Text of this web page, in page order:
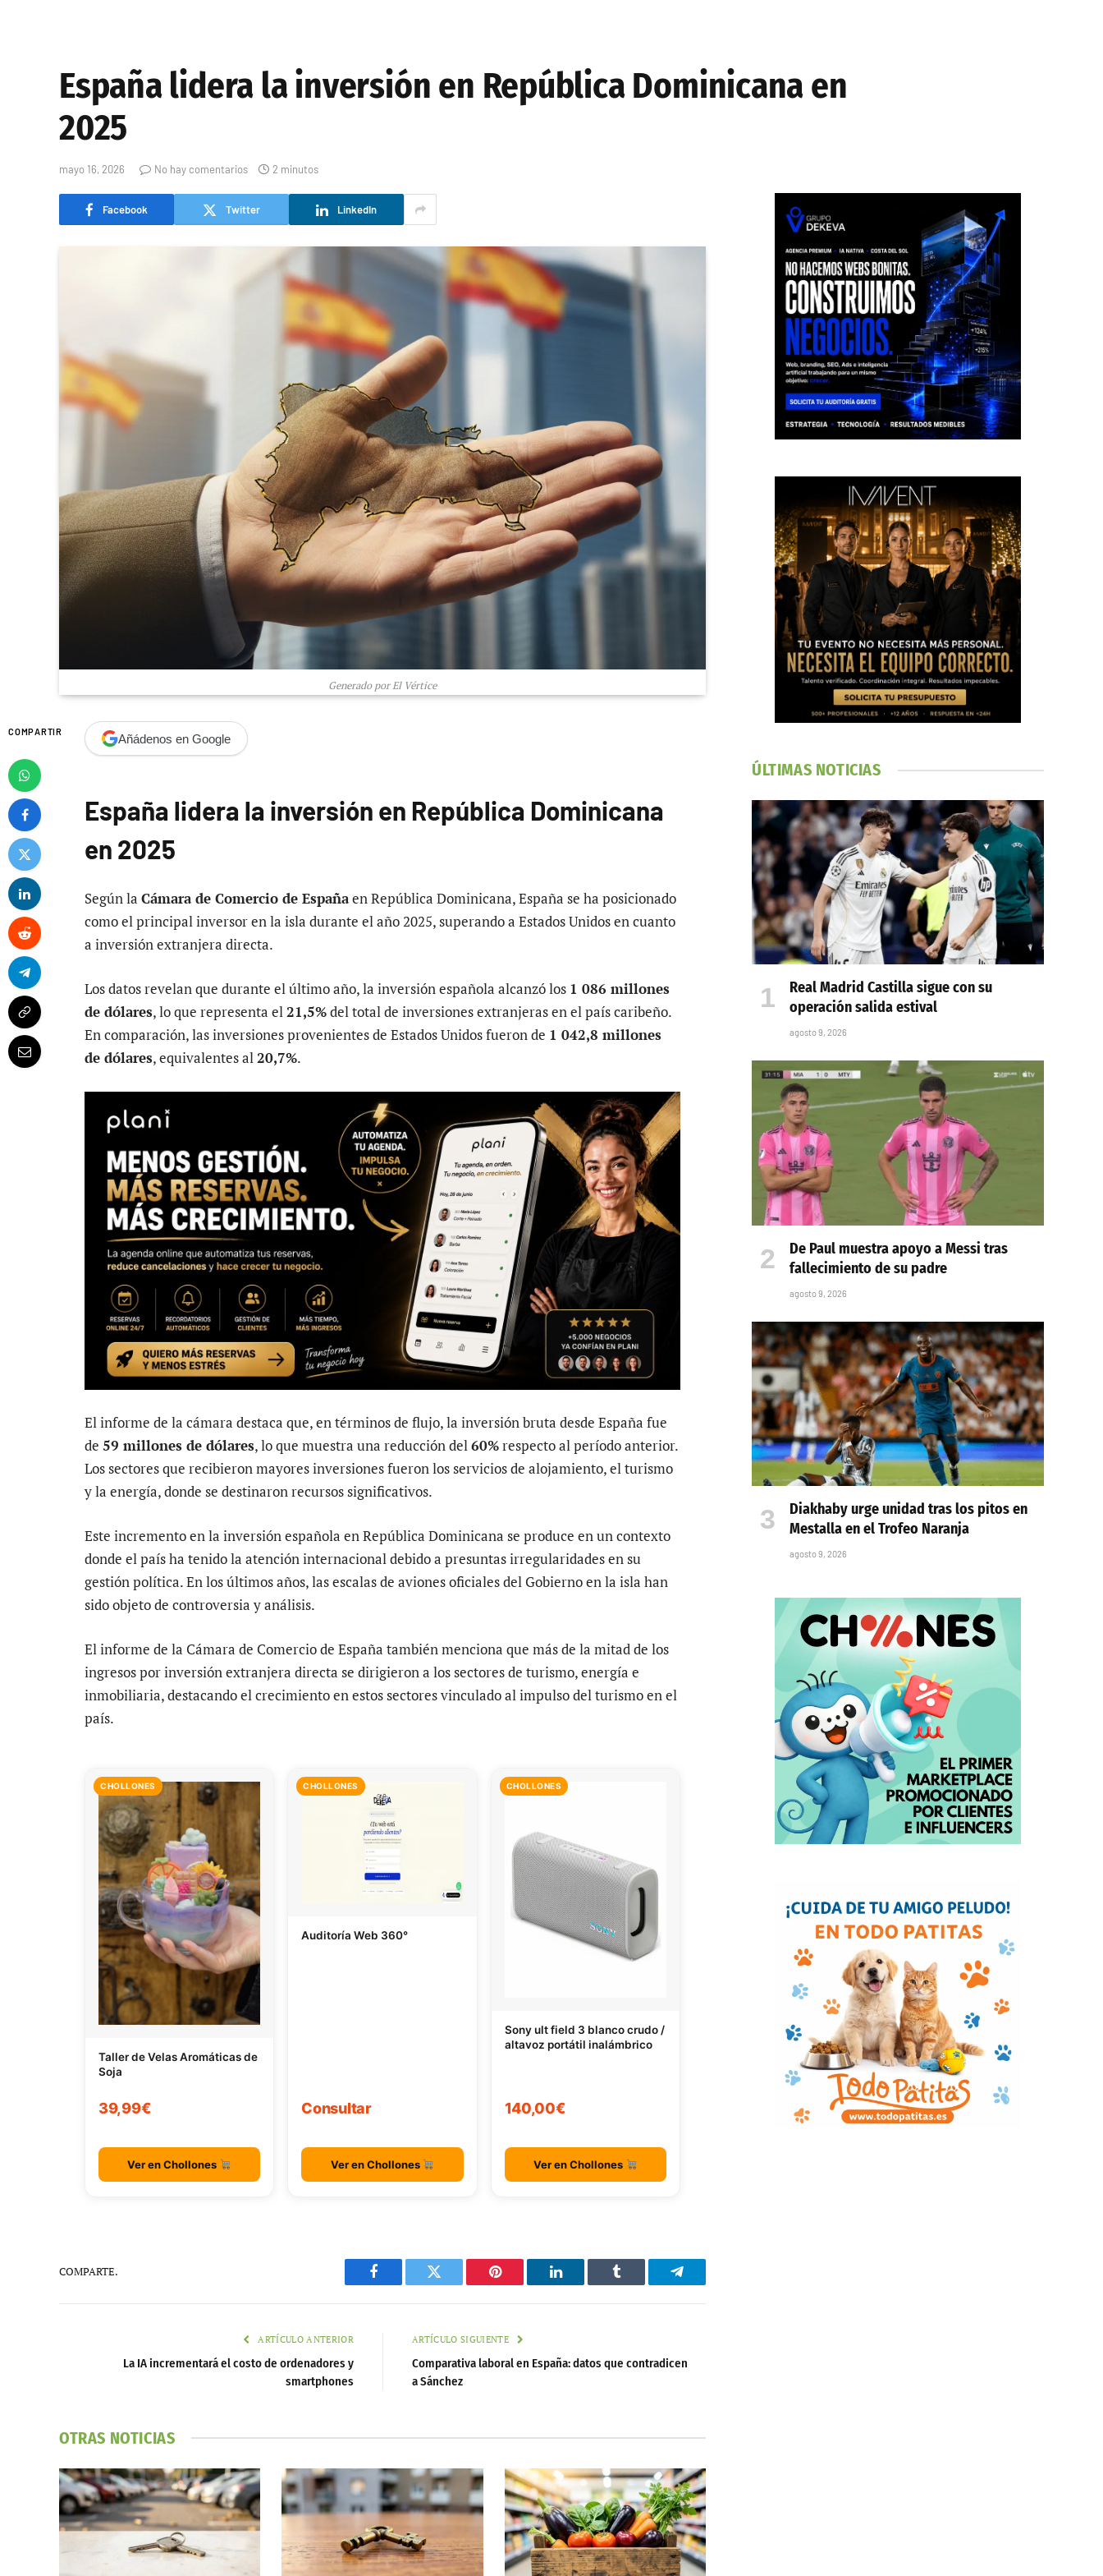
España lidera la inversión en República Dominicana en
2025
mayo 16, 2026 No hay comentarios 2 minutos
Facebook Twitter LinkedIn
Generado por El Vértice
COMPARTIR Añádenos en Google
España lidera la inversión en República Dominicana
en 2025
Según la Cámara de Comercio de Españaen República Dominicana, España se ha posicionado
como el principal inversor en la isla durante el año 2025, superando a Estados Unidos en cuanto
a inversión extranjera directa.
Los datos revelan que durante el último año, la inversión española alcanzó los 1 086 millones
de dólares, lo que representa el21,5%del total de inversiones extranjeras en el país caribeño.
En comparación, las inversiones provenientes de Estados Unidos fueron de 1 042,8 millones
de dólares, equivalentes al20,7%.
El informe de la cámara destaca que, en términos de flujo, la inversión bruta desde España fue
de 59 millones de dólares, lo que muestra una reducción del60%respecto al período anterior.
Los sectores que recibieron mayores inversiones fueron los servicios de alojamiento, el turismo
y la energía, donde se destinaron recursos significativos.
Este incremento en la inversión española en República Dominicana se produce en un contexto
donde el país ha tenido la atención internacional debido a presuntas irregularidades en su
gestión política. En los últimos años, las escalas de aviones oficiales del Gobierno en la isla han
sido objeto de controversia y análisis.
El informe de la Cámara de Comercio de España también menciona que más de la mitad de los
ingresos por inversión extranjera directa se dirigieron a los sectores de turismo, energía e
inmobiliaria, destacando el crecimiento en estos sectores vinculado al impulso del turismo en el
país.
CHOLLONES
Taller de Velas Aromáticas de
Soja
39,99€
Ver en Chollones
CHOLLONES
Auditoría Web 360°
Consultar
Ver en Chollones
CHOLLONES
Sony ult field 3 blanco crudo /
altavoz portátil inalámbrico
140,00€
Ver en Chollones
COMPARTE.
Facebook Twitter Pinterest LinkedIn Tumblr Telegram
ARTÍCULO ANTERIOR
La IA incrementará el costo de ordenadores y
smartphones
ARTÍCULO SIGUIENTE
Comparativa laboral en España: datos que contradicen
a Sánchez
OTRAS NOTICIAS
ÚLTIMAS NOTICIAS
Real Madrid Castilla sigue con su
operación salida estival
agosto 9, 2026
De Paul muestra apoyo a Messi tras
fallecimiento de su padre
agosto 9, 2026
Diakhaby urge unidad tras los pitos en
Mestalla en el Trofeo Naranja
agosto 9, 2026